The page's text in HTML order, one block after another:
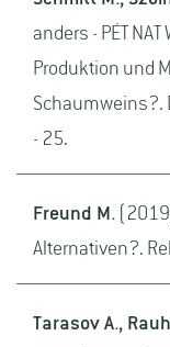
anders - PÉT
Produktion und
Schaumweins?.
- 25.
Freund M.
Alternativen?.
Tarasov A.,